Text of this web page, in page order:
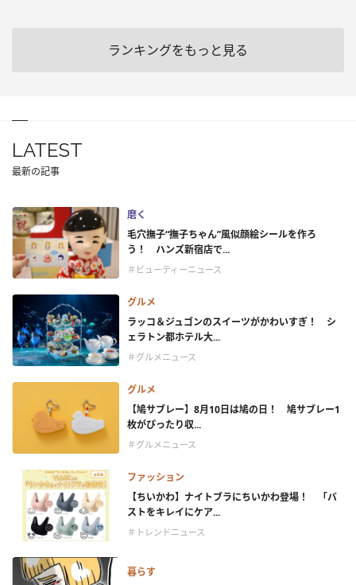
ランキングをもっと見る
LATEST
最新の記事
磨く
毛穴撫子“撫子ちゃん”風似顔絵シールを作ろ
う！ ハンズ新宿店で...
＃ビューティーニュース
グルメ
ラッコ＆ジュゴンのスイーツがかわいすぎ！ シ
ェラトン都ホテル大...
＃グルメニュース
グルメ
【鳩サブレー】8月10日は鳩の日！ 鳩サブレー1
枚がぴったり収...
＃グルメニュース
ファッション
【ちいかわ】ナイトブラにちいかわ登場！ 「バ
ストをキレイにケア...
＃トレンドニュース
暮らす